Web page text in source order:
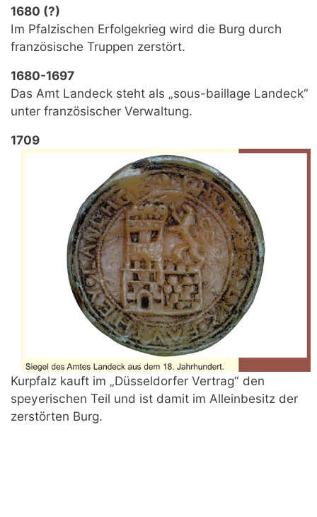
1680 (?)
Im Pfalzischen Erfolgekrieg wird die Burg durch
französische Truppen zerstört.
1680-1697
Das Amt Landeck steht als „sous-baillage Landeck“
unter französischer Verwaltung.
1709
Kurpfalz kauft im „Düsseldorfer Vertrag“ den
speyerischen Teil und ist damit im Alleinbesitz der
zerstörten Burg.